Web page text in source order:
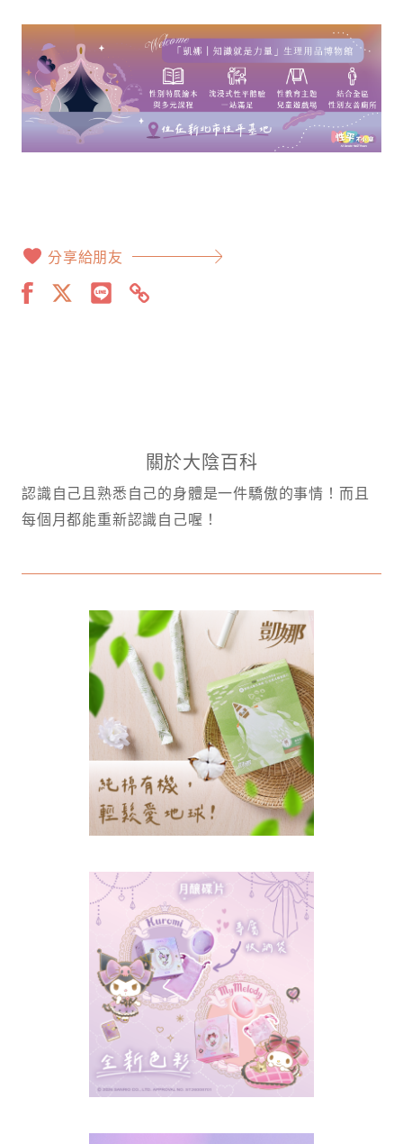
分享給朋友
關於大陰百科
認識自己且熟悉自己的身體是一件驕傲的事情！而且
每個月都能重新認識自己喔！